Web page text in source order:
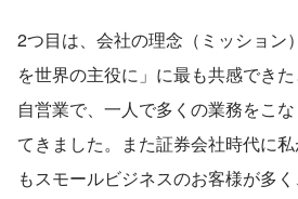
2つ目は、会社の理念（ミッション
を世界の主役に」に最も共感でき
自営業で、一人で多くの業務をこ
てきました。また証券会社時代に
もスモールビジネスのお客様が多